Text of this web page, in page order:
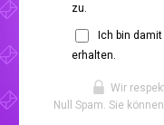
zu.
Ich bin
erhalten.
Wir
Null Spam. Sie